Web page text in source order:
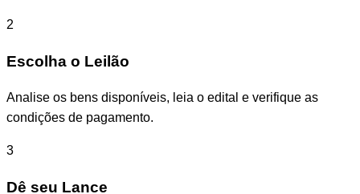
2
Escolha o Leilão
Analise os bens disponíveis, leia o edital e verifique as
condições de pagamento.
3
Dê seu Lance